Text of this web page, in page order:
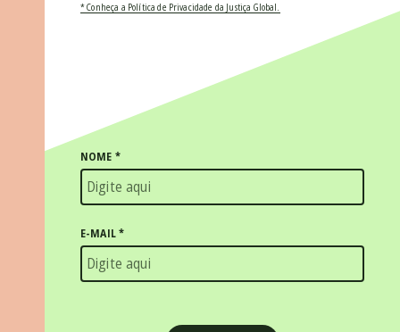
* Conheça a Política de Privacidade da Justiça Global.
NOME *
E-MAIL*